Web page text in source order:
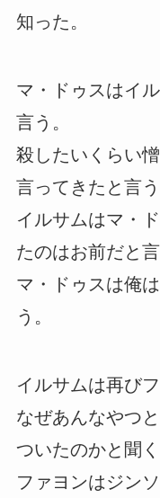
知った。
マ・ドゥスはイ
言う。
殺したいくらい
言ってきたと言う
イルサムはマ・
たのはお前だと言
マ・ドゥスは俺
う。
イルサムは再び
なぜあんなやつ
ついたのかと聞く
ファヨンはジン